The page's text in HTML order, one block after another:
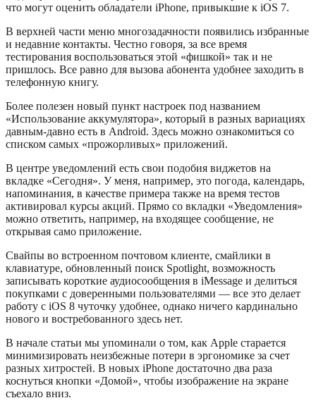
что могут оценить обладатели iPhone, привыкшие к iOS 7.
В верхней части меню многозадачности появились избранные
и недавние контакты. Честно говоря, за все время
тестирования воспользоваться этой «фишкой» так и не
пришлось. Все равно для вызова абонента удобнее заходить в
телефонную книгу.
Более полезен новый пункт настроек под названием
«Использование аккумулятора», который в разных вариациях
давным-давно есть в Android. Здесь можно ознакомиться со
списком самых «прожорливых» приложений.
В центре уведомлений есть свои подобия виджетов на
вкладке «Сегодня». У меня, например, это погода, календарь,
напоминания, в качестве примера также на время тестов
активировал курсы акций. Прямо со вкладки «Уведомления»
можно ответить, например, на входящее сообщение, не
открывая само приложение.
Свайпы во встроенном почтовом клиенте, смайлики в
клавиатуре, обновленный поиск Spotlight, возможность
записывать короткие аудиосообщения в iMessage и делиться
покупками с доверенными пользователями — все это делает
работу с iOS 8 чуточку удобнее, однако ничего кардинально
нового и востребованного здесь нет.
В начале статьи мы упоминали о том, как Apple старается
минимизировать неизбежные потери в эргономике за счет
разных хитростей. В новых iPhone достаточно два раза
коснуться кнопки «Домой», чтобы изображение на экране
съехало вниз.